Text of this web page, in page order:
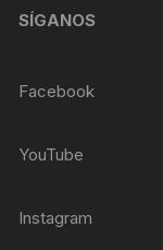
SÍGANOS
Facebook
YouTube
Instagram